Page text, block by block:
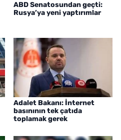
ABD Senatosundan geçti:
Rusya’ya yeni yaptırımlar
Adalet Bakanı: İnternet
basınının tek çatıda
toplamak gerek